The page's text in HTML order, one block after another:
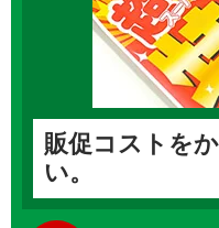
販促コストを
い。